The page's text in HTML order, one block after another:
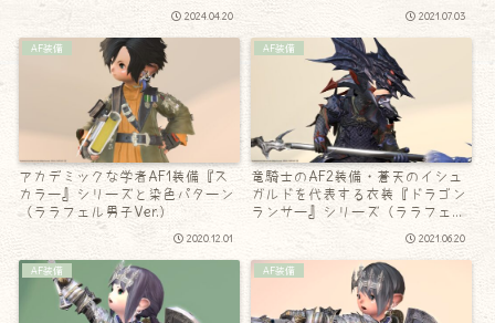
2024.04.20 2021.07.03
AF装備
アカデミックな学者AF1装備『ス
カラー』シリーズと染色パターン
（ララフェル男子Ver.）
2020.12.01
AF装備
竜騎士のAF2装備・蒼天のイシュ
ガルドを代表する衣装『ドラゴン
ランサー』シリーズ（ララフェル
2021.06.20
AF装備 AF装備